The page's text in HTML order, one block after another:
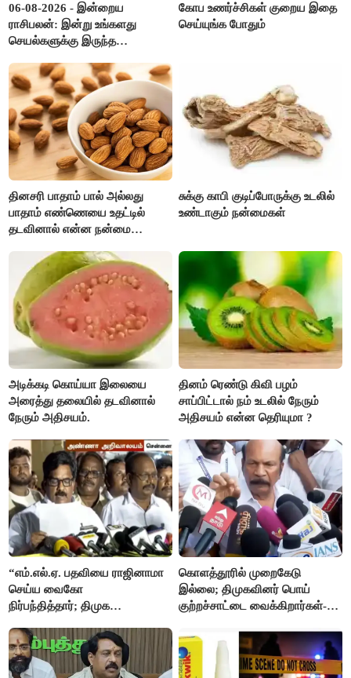
06-08-2026 - இன்றைய
ராசிபலன்: இன்று உங்களது
செயல்களுக்கு இருந்த
எதிர்பார்த்த உதவிகள் கிடைக்கும்.
பணவரத்து கூடும்..!
கோப உணர்ச்சிகள் குறைய இதை
செய்யுங்க போதும்
தினசரி பாதாம் பால் அல்லது
பாதாம் எண்ணெயை உதட்டில்
தடவினால் என்ன நன்மை
சுக்கு காபி குடிப்போருக்கு உடலில்
உண்டாகும் நன்மைகள்
அடிக்கடி கொய்யா இலையை
அரைத்து தலையில் தடவினால்
நேரும் அதிசயம்.
தினம் ரெண்டு கிவி பழம்
சாப்பிட்டால் நம் உடலில் நேரும்
அதிசயம் என்ன தெரியுமா ?
“எம்.எல்.ஏ. பதவியை ராஜினாமா
செய்ய வைகோ
நிர்பந்தித்தார்; திமுக
தொடர்கிறோம்”- மதிமுக
எம்.எல்.ஏக்கள் பரபரப்பு பேட்டி
கொளத்தூரில் முறைகேடு
இல்லை; திமுகவினர் பொய்
குற்றச்சாட்டை வைக்கிறார்கள்-